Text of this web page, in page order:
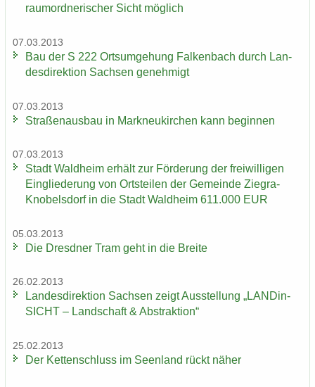
raum­ord­ne­ri­scher Sicht mög­lich
07.03.2013
Bau der S 222 Orts­um­ge­hung Fal­ken­bach durch Lan­
des­di­rek­ti­on Sach­sen ge­neh­migt
07.03.2013
Stra­ßen­aus­bau in Mark­neu­kir­chen kann be­gin­nen
07.03.2013
Stadt Wald­heim er­hält zur För­de­rung der frei­wil­li­gen
Ein­glie­de­rung von Orts­tei­len der Ge­mein­de Ziegra-​
Knobelsdorf in die Stadt Wald­heim 611.000 EUR
05.03.2013
Die Dresd­ner Tram geht in die Brei­te
26.02.2013
Lan­des­di­rek­ti­on Sach­sen zeigt Aus­stel­lung „LAN­Din­
SICHT – Land­schaft & Abs­trak­ti­on“
25.02.2013
Der Ket­ten­schluss im Se­en­land rückt näher